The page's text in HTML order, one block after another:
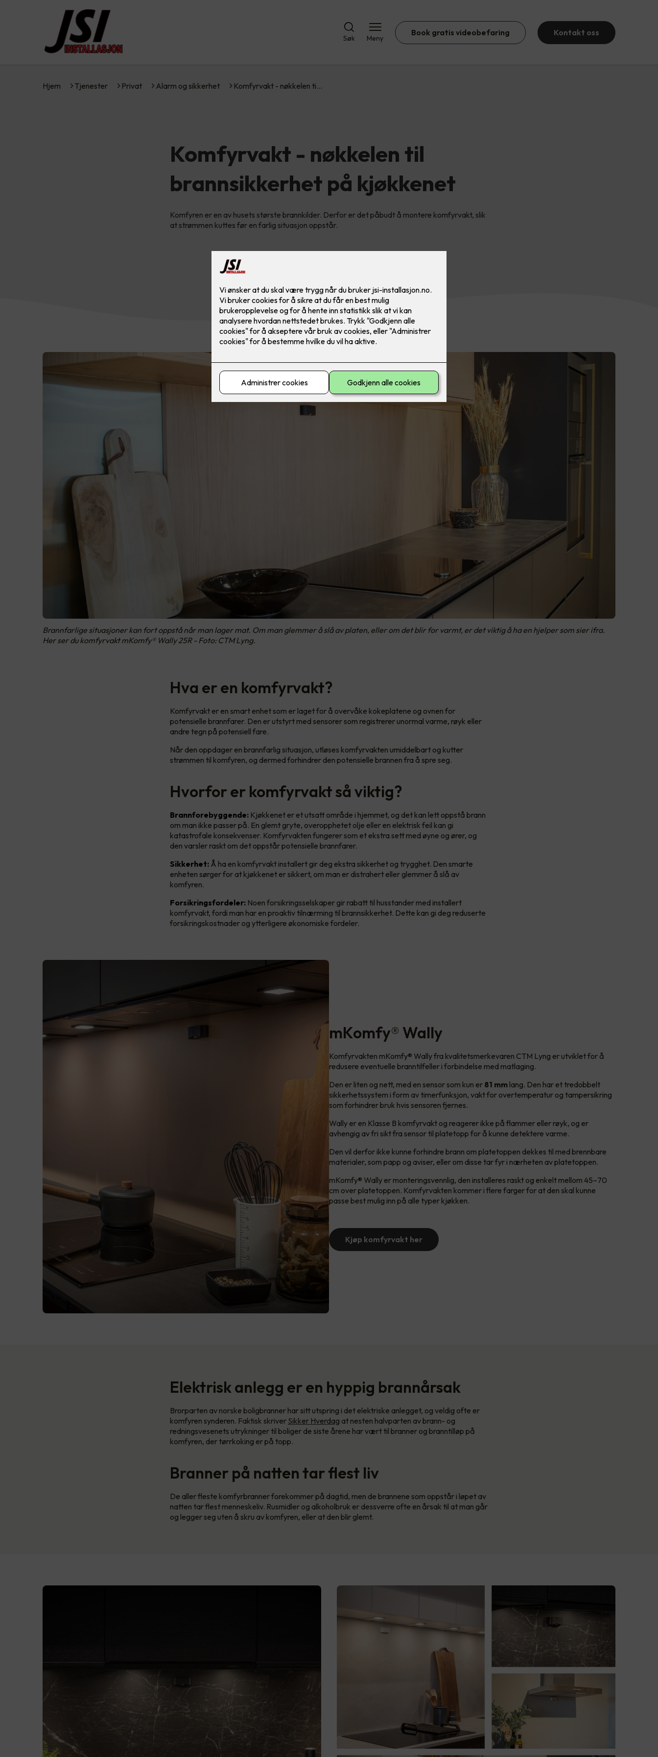
Søk Meny
Book gratis videobefaring Kontakt oss
Hjem Tjenester Privat Alarm og sikkerhet Komfyrvakt - nøkkelen ti…
Komfyrvakt - nøkkelen til
brannsikkerhet på kjøkkenet
Komfyren er en av husets største brannkilder. Derfor er det påbudt å montere komfyrvakt, slik
at strømmen kuttes før en farlig situasjon oppstår.
Brannfarlige situasjoner kan fort oppstå når man lager mat. Om man glemmer å slå av platen, eller om det blir for varmt, er det viktig å ha en hjelper som sier ifra.
Her ser du komfyrvakt mKomfy® Wally 25R - Foto: CTM Lyng.
Hva er en komfyrvakt?
Komfyrvakt er en smart enhet som er laget for å overvåke kokeplatene og ovnen for
potensielle brannfarer. Den er utstyrt med sensorer som registrerer unormal varme, røyk eller
andre tegn på potensiell fare.
Når den oppdager en brannfarlig situasjon, utløses komfyrvakten umiddelbart og kutter
strømmen til komfyren, og dermed forhindrer den potensielle brannen fra å spre seg.
Hvorfor er komfyrvakt så viktig?
Brannforebyggende: Kjøkkenet er et utsatt område i hjemmet, og det kan lett oppstå brann
om man ikke passer på. En glemt gryte, overopphetet olje eller en elektrisk feil kan gi
katastrofale konsekvenser. Komfyrvakten fungerer som et ekstra sett med øyne og ører, og
den varsler raskt om det oppstår potensielle brannfarer.
Sikkerhet: Å ha en komfyrvakt installert gir deg ekstra sikkerhet og trygghet. Den smarte
enheten sørger for at kjøkkenet er sikkert, om man er distrahert eller glemmer å slå av
komfyren.
Forsikringsfordeler: Noen forsikringsselskaper gir rabatt til husstander med installert
komfyrvakt, fordi man har en proaktiv tilnærming til brannsikkerhet. Dette kan gi deg reduserte
forsikringskostnader og ytterligere økonomiske fordeler.
mKomfy® Wally
Komfyrvakten mKomfy® Wally fra kvalitetsmerkevaren CTM Lyng er utviklet for å
redusere eventuelle branntilfeller i forbindelse med matlaging.
Den er liten og nett, med en sensor som kun er 81 mm lang. Den har et tredobbelt
sikkerhetssystem i form av timerfunksjon, vakt for overtemperatur og tampersikring
som forhindrer bruk hvis sensoren fjernes.
Wally er en Klasse B komfyrvakt og reagerer ikke på flammer eller røyk, og er
avhengig av fri sikt fra sensor til platetopp for å kunne detektere varme.
Den vil derfor ikke kunne forhindre brann om platetoppen dekkes til med brennbare
materialer, som papp og aviser, eller om disse tar fyr i nærheten av platetoppen.
mKomfy® Wally er monteringsvennlig, den installeres raskt og enkelt mellom 45–70
cm over platetoppen. Komfyrvakten kommer i flere farger for at den skal kunne
passe best mulig inn på alle typer kjøkken.
Kjøp komfyrvakt her
Elektrisk anlegg er en hyppig brannårsak
Brorparten av norske boligbranner har sitt utspring i det elektriske anlegget, og veldig ofte er
komfyren synderen. Faktisk skriver Sikker Hverdag at nesten halvparten av brann- og
redningsvesenets utrykninger til boliger de siste årene har vært til branner og branntilløp på
komfyren, der tørrkoking er på topp.
Branner på natten tar flest liv
De aller fleste komfyrbranner forekommer på dagtid, men de brannene som oppstår i løpet av
natten tar flest menneskeliv. Rusmidler og alkoholbruk er dessverre ofte en årsak til at man går
og legger seg uten å skru av komfyren, eller at den blir glemt.